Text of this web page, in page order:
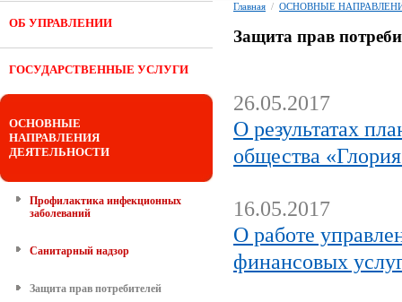
ОБ УПРАВЛЕНИИ
ГОСУДАРСТВЕННЫЕ УСЛУГИ
ОСНОВНЫЕ
НАПРАВЛЕНИЯ
ДЕЯТЕЛЬНОСТИ
Профилактика инфекционных
заболеваний
Санитарный надзор
Защита прав потребителей
Главная / ОСНОВНЫЕ
Защита прав
26.05.2017
О результатах
общества
16.05.2017
О работе
финансовых